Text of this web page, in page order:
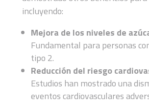
incluyendo:
Mejora de los niveles de
Fundamental para personas
tipo 2.
Reducción del riesgo
Estudios han mostrado una
eventos cardiovasculares